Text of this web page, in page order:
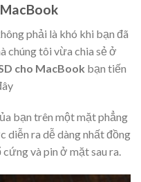
phải là khó khi bạn đã
tôi vừa chia sẻ ở
cho MacBook bạn tiến
bạn trên một mặt phẳng
diễn ra dễ dàng nhất đồng
và pin ở mặt sau ra.